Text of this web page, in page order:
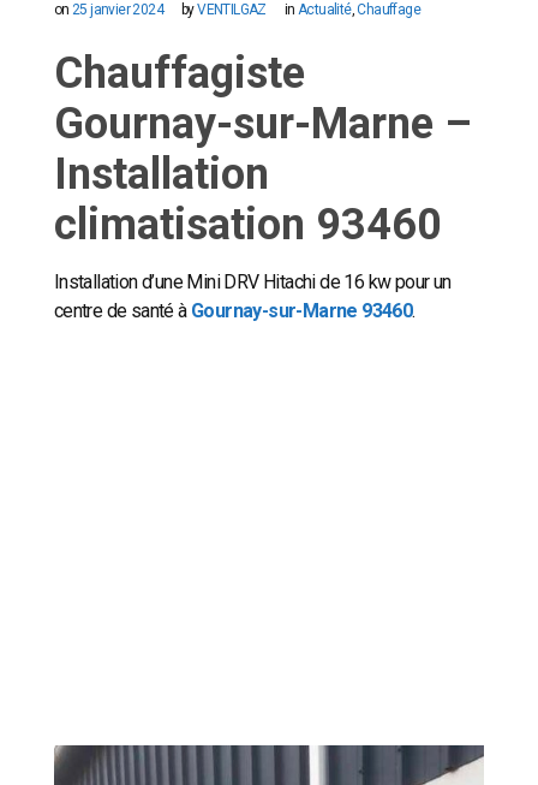
on 25 janvier 2024 byVENTILGAZ inActualité,Chauffage
Chauffagiste
Gournay-sur-Marne –
Installation
climatisation 93460
Installation d’une Mini DRV Hitachi de 16 kw pour un
centre de santé à Gournay-sur-Marne 93460.